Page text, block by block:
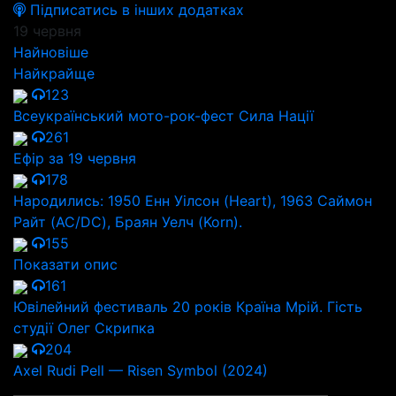
Підписатись в інших додатках
19 червня
Найновіше
Найкрайще
123
Всеукраїнський мото-рок-фест Сила Нації
261
Ефір за 19 червня
178
Народились: 1950 Енн Уілсон (Heart), 1963 Саймон
Райт (AC/DC), Браян Уелч (Korn).
155
Показати опис
161
Ювілейний фестиваль 20 років Країна Мрій. Гість
студії Олег Скрипка
204
Axel Rudi Pell — Risen Symbol (2024)